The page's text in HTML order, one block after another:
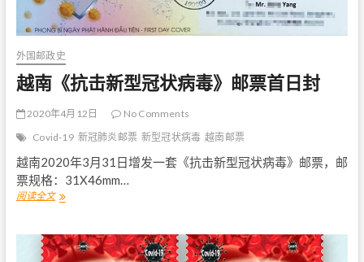
肖
邮
票
外国邮政史
越南《抗击新型冠状病毒》邮票首日封
2020年4月12日
No Comments
Covid-19 新冠肺炎邮票 新型冠状病毒 越南邮票
越南2020年3月31日增发一套《抗击新型冠状病毒》邮票，邮
票规格：31X46mm…
阅读全文越
抗
击